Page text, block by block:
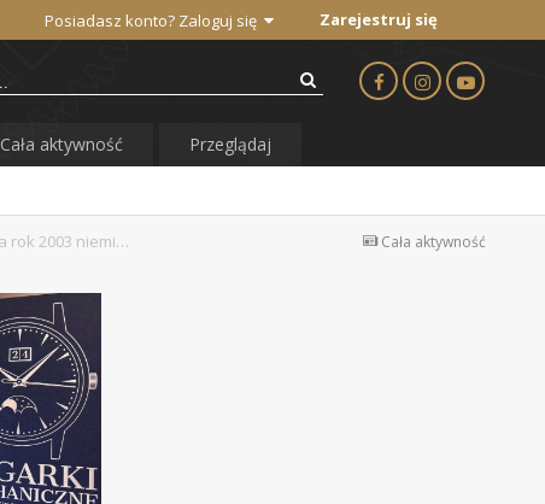
Posiadasz konto? Zaloguj się Zarejestruj się
Cała aktywność Przeglądaj
Cała aktywność
Das Jahrbuch UHREN Chronos Edition 2003 - zegarkowy katalog za rok 2003 niemieckiego magazynu Chronos. Wydanie niemieckojęzyczne